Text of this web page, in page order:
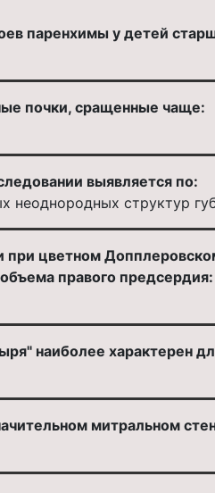
паренхимы у детей
почки, сращенные чаще:
выявляется по:
структур
при цветном
правого предсердия:
наиболее характерен
митральном